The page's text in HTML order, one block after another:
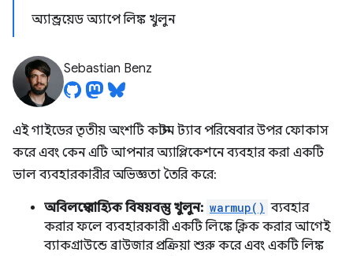
অ্যান্ড্রয়েড অ্যাপে লিঙ্ক খুলুন
Sebastian Benz
এই গাইডের তৃতীয় অংশটি কাস্টম ট্যাব পরিষেবার উপর ফোকাস
করে এবং কেন এটি আপনার অ্যাপ্লিকেশনে ব্যবহার করা একটি
ভাল ব্যবহারকারীর অভিজ্ঞতা তৈরি করে:
অবিলম্বে বাহ্যিক বিষয়বস্তু খুলুন: warmup() ব্যবহার
করার ফলে ব্যবহারকারী একটি লিঙ্কে ক্লিক করার আগেই
ব্যাকগ্রাউন্ডে ব্রাউজার প্রক্রিয়া শুরু করে এবং একটি লিঙ্ক